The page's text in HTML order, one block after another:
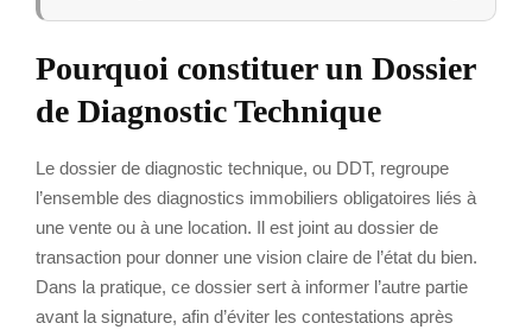
Pourquoi constituer un Dossier
de Diagnostic Technique
Le dossier de diagnostic technique, ou DDT, regroupe
l’ensemble des diagnostics immobiliers obligatoires liés à
une vente ou à une location. Il est joint au dossier de
transaction pour donner une vision claire de l’état du bien.
Dans la pratique, ce dossier sert à informer l’autre partie
avant la signature, afin d’éviter les contestations après